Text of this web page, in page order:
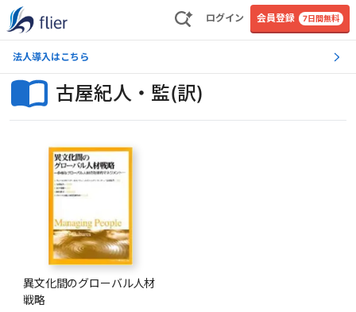
ログイン 会員登録 7日間無料
法人導入はこちら
古屋紀人・監(訳)
異文化間のグローバル人材
戦略